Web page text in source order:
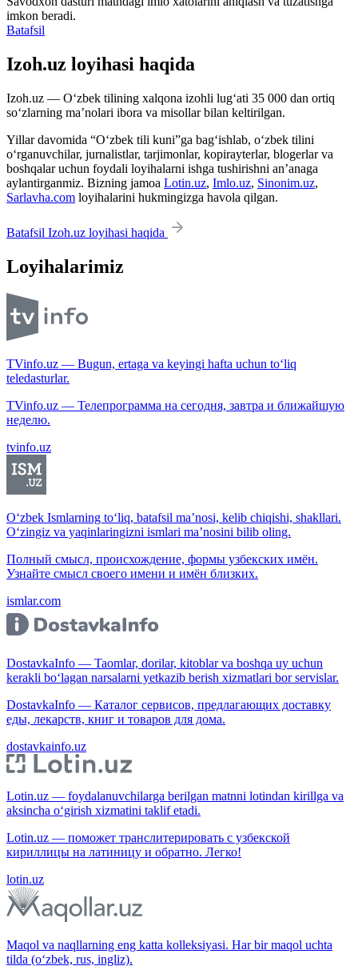
imkon beradi.
Batafsil
Izoh.uz loyihasi haqida
Izoh.uz — O‘zbek tilining xalqona izohli lug‘ati 35 000 dan ortiq
so‘zlarning ma’nolari ibora va misollar bilan keltirilgan.
Yillar davomida “O‘zbek tili kuni”ga bag‘ishlab, o‘zbek tilini
o‘rganuvchilar, jurnalistlar, tarjimonlar, kopirayterlar, blogerlar va
boshqalar uchun foydali loyihalarni ishga tushirishni an’anaga
aylantirganmiz. Bizning jamoa Lotin.uz, Imlo.uz, Sinonim.uz,
Sarlavha.com loyihalarini hukmingizga havola qilgan.
Batafsil Izoh.uz loyihasi haqida
Loyihalarimiz
TVinfo.uz — Bugun, ertaga va keyingi hafta uchun to‘liq
teledasturlar.
TVinfo.uz — Телепрограмма на сегодня, завтра и ближайшую
неделю.
tvinfo.uz
O‘zbek Ismlarning to‘liq, batafsil ma’nosi, kelib chiqishi, shakllari.
O‘zingiz va yaqinlaringizni ismlari ma’nosini bilib oling.
Полный смысл, происхождение, формы узбекских имён.
Узнайте смысл своего имени и имён близких.
ismlar.com
DostavkaInfo — Taomlar, dorilar, kitoblar va boshqa uy uchun
kerakli bo‘lagan narsalarni yetkazib berish xizmatlari bor servislar.
DostavkaInfo — Каталог сервисов, предлагающих доставку
еды, лекарств, книг и товаров для дома.
dostavkainfo.uz
Lotin.uz — foydalanuvchilarga berilgan matnni lotindan kirillga va
aksincha o‘girish xizmatini taklif etadi.
Lotin.uz — поможет транслитерировать с узбекской
кириллицы на латиницу и обратно. Легко!
lotin.uz
Maqol va naqllarning eng katta kolleksiyasi. Har bir maqol uchta
tilda (o‘zbek, rus, ingliz).